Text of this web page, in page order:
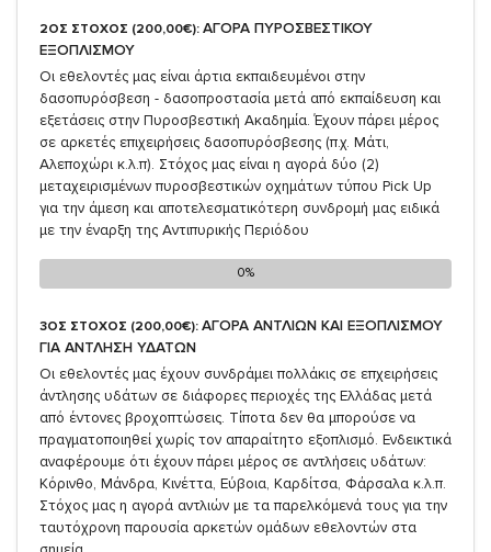
2ΟΣ ΣΤΟΧΟΣ (200,00€): ΑΓΟΡΑ ΠΥΡΟΣΒΕΣΤΙΚΟΥ
ΕΞΟΠΛΙΣΜΟΥ
Oι εθελοντές μας είναι άρτια εκπαιδευμένοι στην
δασοπυρόσβεση - δασοπροστασία μετά από εκπαίδευση και
εξετάσεις στην Πυροσβεστική Ακαδημία. Έχουν πάρει μέρος
σε αρκετές επιχειρήσεις δασοπυρόσβεσης (π.χ. Μάτι,
Αλεποχώρι κ.λ.π). Στόχος μας είναι η αγορά δύο (2)
μεταχειρισμένων πυροσβεστικών οχημάτων τύπου Pick Up
για την άμεση και αποτελεσματικότερη συνδρομή μας ειδικά
με την έναρξη της Αντιπυρικής Περιόδου
0%
0%
3ΟΣ ΣΤΟΧΟΣ (200,00€): ΑΓΟΡΑ ΑΝΤΛΙΩΝ ΚΑΙ ΕΞΟΠΛΙΣΜΟΥ
ΓΙΑ ΑΝΤΛΗΣΗ ΥΔΑΤΩΝ
Οι εθελοντές μας έχουν συνδράμει πολλάκις σε επχειρήσεις
άντλησης υδάτων σε διάφορες περιοχές της Ελλάδας μετά
από έντονες βροχοπτώσεις. Τίποτα δεν θα μπορούσε να
πραγματοποιηθεί χωρίς τον απαραίτητο εξοπλισμό. Ενδεικτικά
αναφέρουμε ότι έχουν πάρει μέρος σε αντλήσεις υδάτων:
Κόρινθο, Μάνδρα, Κινέττα, Εύβοια, Καρδίτσα, Φάρσαλα κ.λ.π.
Στόχος μας η αγορά αντλιών με τα παρελκόμενά τους για την
ταυτόχρονη παρουσία αρκετών ομάδων εθελοντών στα